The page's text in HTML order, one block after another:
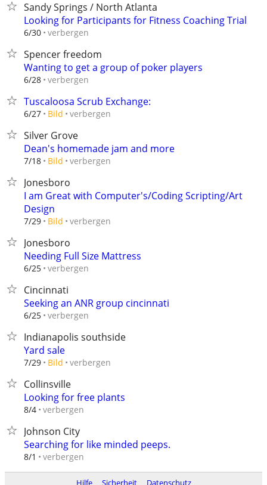
Sandy Springs / North Atlanta
Looking for Participants for Fitness Coaching Trial
6/30 verbergen
Spencer freedom
Wanting to get a group of poker players
6/28 verbergen
Tuscaloosa Scrub Exchange:
6/27 Bild verbergen
Silver Grove
Dean's homemade jam and more
7/18 Bild verbergen
Jonesboro
I am Great with Computer's/Coding Scripting/Art
Design
7/29 Bild verbergen
Jonesboro
Needing Full Size Mattress
6/25 verbergen
Cincinnati
Seeking an ANR group cincinnati
6/25 verbergen
Indianapolis southside
Yard sale
7/29 Bild verbergen
Collinsville
Looking for free plants
8/4 verbergen
Johnson City
Searching for like minded peeps.
8/1 verbergen
Hilfe Sicherheit Datenschutz